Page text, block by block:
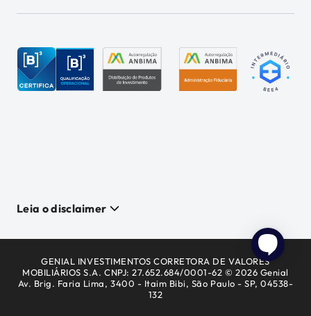
Leia o disclaimer
GENIAL INVESTIMENTOS CORRETORA DE VALORES
MOBILIÁRIOS S.A. CNPJ: 27.652.684/0001-62 © 2026 Genial
Av. Brig. Faria Lima, 3400 - Itaim Bibi, São Paulo - SP, 04538-
132